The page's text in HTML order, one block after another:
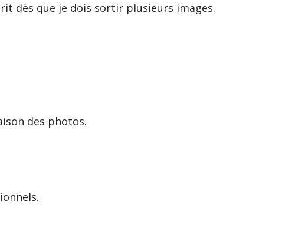
dès que je dois sortir plusieurs images.
des photos.